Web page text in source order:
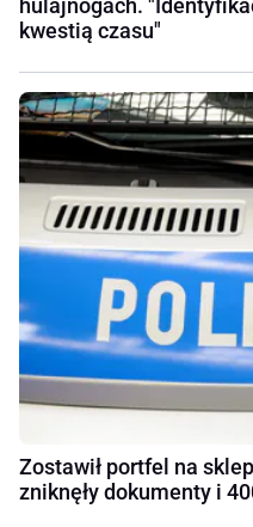
hulajnogach.
kwestią czasu"
Zostawił portfel na
zniknęły dokumenty i